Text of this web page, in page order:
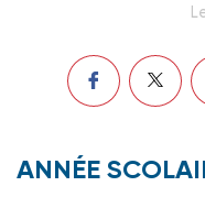
ANNÉE